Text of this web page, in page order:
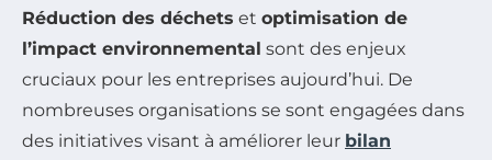
Réduction des déchets et optimisation de
l’impact environnemental sont des enjeux
cruciaux pour les entreprises aujourd’hui. De
nombreuses organisations se sont engagées dans
des initiatives visant à améliorer leur bilan